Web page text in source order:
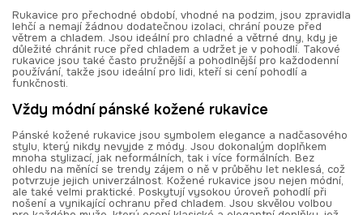
Rukavice pro přechodné období, vhodné na podzim, jsou zpravidla
lehčí a nemají žádnou dodatečnou izolaci, chrání pouze před
větrem a chladem. Jsou ideální pro chladné a větrné dny, kdy je
důležité chránit ruce před chladem a udržet je v pohodlí. Takové
rukavice jsou také často pružnější a pohodlnější pro každodenní
používání, takže jsou ideální pro lidi, kteří si cení pohodlí a
funkčnosti.
Vždy módní pánské kožené rukavice
Pánské kožené rukavice jsou symbolem elegance a nadčasového
stylu, který nikdy nevyjde z módy. Jsou dokonalým doplňkem
mnoha stylizací, jak neformálních, tak i více formálních. Bez
ohledu na měnící se trendy zájem o ně v průběhu let neklesá, což
potvrzuje jejich univerzálnost. Kožené rukavice jsou nejen módní,
ale také velmi praktické. Poskytují vysokou úroveň pohodlí při
nošení a vynikající ochranu před chladem. Jsou skvělou volbou